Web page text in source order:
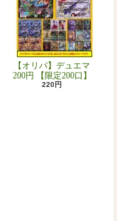
【オリパ】デュエマ
200円 【限定200口】
220円